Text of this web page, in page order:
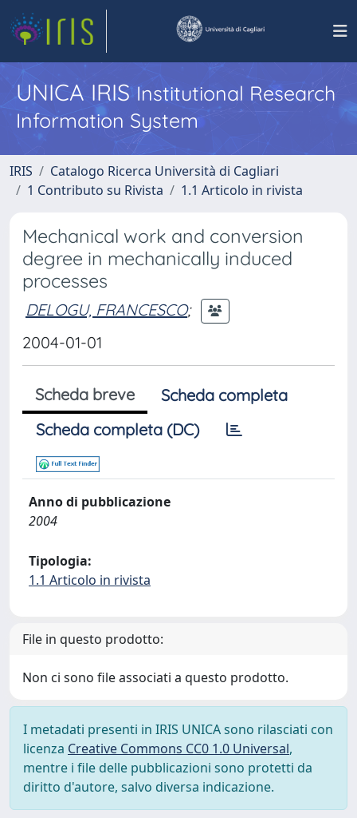
UNICA IRISInstitutional Research
Information System
IRIS
Catalogo Ricerca Università di Cagliari
1 Contributo su Rivista
1.1 Articolo in rivista
Mechanical work and conversion
degree in mechanically induced
processes
DELOGU, FRANCESCO;
2004-01-01
Scheda breve
Scheda completa
Scheda completa (DC)
Anno di pubblicazione
2004
Tipologia:
1.1 Articolo in rivista
File in questo prodotto:
Non ci sono file associati a questo prodotto.
I metadati presenti in IRIS UNICA sono rilasciati con
licenza Creative Commons CC0 1.0 Universal,
mentre i file delle pubblicazioni sono protetti da
diritto d'autore, salvo diversa indicazione.